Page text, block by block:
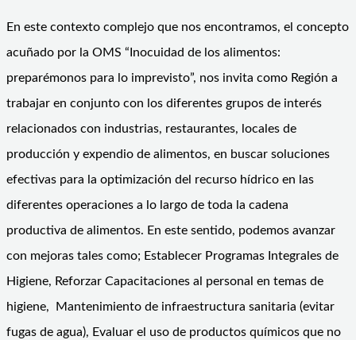
En este contexto complejo que nos encontramos, el concepto
acuñado por la OMS “Inocuidad de los alimentos:
preparémonos para lo imprevisto”, nos invita como Región a
trabajar en conjunto con los diferentes grupos de interés
relacionados con industrias, restaurantes, locales de
producción y expendio de alimentos, en buscar soluciones
efectivas para la optimización del recurso hídrico en las
diferentes operaciones a lo largo de toda la cadena
productiva de alimentos. En este sentido, podemos avanzar
con mejoras tales como; Establecer Programas Integrales de
Higiene, Reforzar Capacitaciones al personal en temas de
higiene, Mantenimiento de infraestructura sanitaria (evitar
fugas de agua), Evaluar el uso de productos químicos que no